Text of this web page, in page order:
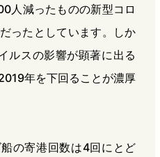
人減ったものの新型コロ
ったとしています。しか
ルスの影響が顕著に出る
年を下回ることが濃厚
の寄港回数は4回にとど